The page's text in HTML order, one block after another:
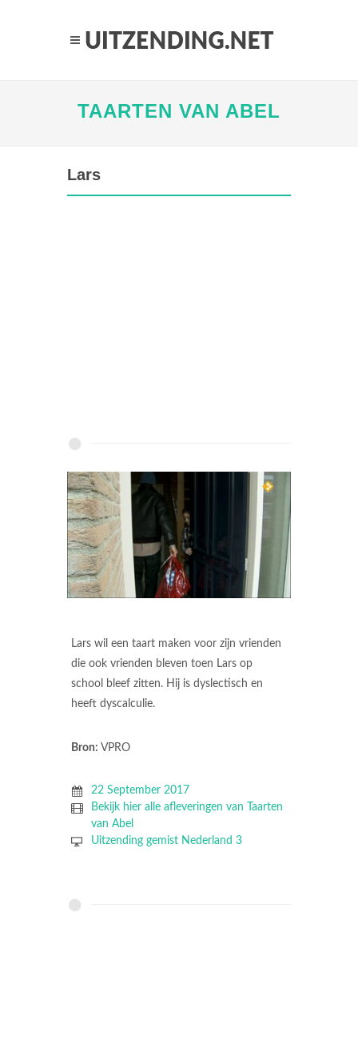
TAARTEN VAN ABEL
Lars
Lars wil een taart maken voor zijn vrienden
die ook vrienden bleven toen Lars op
school bleef zitten. Hij is dyslectisch en
heeft dyscalculie.
Bron: VPRO
22 September 2017
Bekijk hier alle afleveringen van Taarten
van Abel
Uitzending gemist Nederland 3